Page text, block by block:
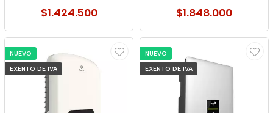
$1.424.500 $1.848.000
NUEVO
EXENTO DE IVA
NUEVO
EXENTO DE IVA